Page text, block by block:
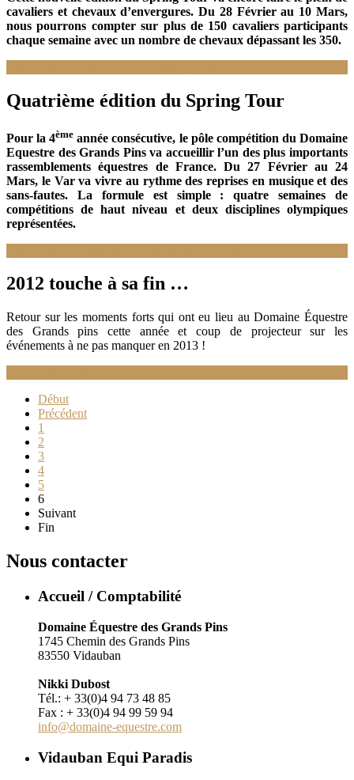
cavaliers et chevaux d’envergures. Du 28 Février au 10 Mars,
nous pourrons compter sur plus de 150 cavaliers participants
chaque semaine avec un nombre de chevaux dépassant les 350.
Quatrième édition du Spring Tour
Pour la 4ème année consécutive, le pôle compétition du Domaine
Equestre des Grands Pins va accueillir l’un des plus importants
rassemblements équestres de France. Du 27 Février au 24
Mars, le Var va vivre au rythme des reprises en musique et des
sans-fautes. La formule est simple : quatre semaines de
compétitions de haut niveau et deux disciplines olympiques
représentées.
2012 touche à sa fin …
Retour sur les moments forts qui ont eu lieu au Domaine Équestre
des Grands pins cette année et coup de projecteur sur les
événements à ne pas manquer en 2013 !
Début
Précédent
1
2
3
4
5
6
Suivant
Fin
Nous contacter
Accueil / Comptabilité
Domaine Équestre des Grands Pins
1745 Chemin des Grands Pins
83550 Vidauban
Nikki Dubost
Tél.: + 33(0)4 94 73 48 85
Fax : + 33(0)4 94 99 59 94
info@domaine-equestre.com
Vidauban Equi Paradis